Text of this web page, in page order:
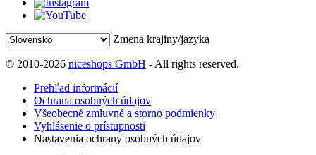
Zmena krajiny/jazyka
© 2010-2026 niceshops GmbH - All rights reserved.
Prehľad informácií
Ochrana osobných údajov
Všeobecné zmluvné a storno podmienky
Vyhlásenie o prístupnosti
Nastavenia ochrany osobných údajov